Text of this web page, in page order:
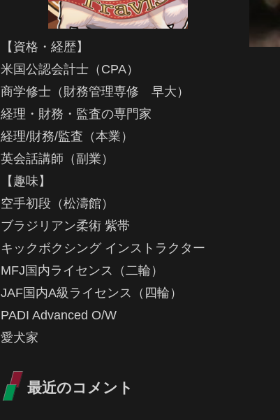
【資格・経歴】
米国公認会計士（CPA）
商学修士（財務管理専修 早大）
経理・財務・監査の専門家
経理/財務/監査（本業）
英会話講師（副業）
【趣味】
空手初段（松濤館）
ブラジリアン柔術 紫帯
キックボクシング インストラクター
MFJ国内ライセンス（二輪）
JAF国内A級ライセンス（四輪）
PADI Advanced O/W
愛犬家
最近のコメント